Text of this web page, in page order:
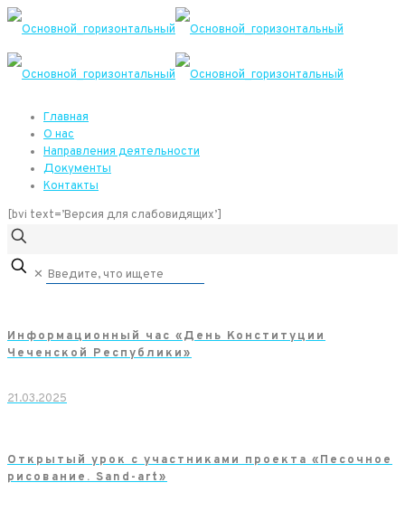
Главная
О нас
Направления деятельности
Документы
Контакты
[bvi text=’Версия для слабовидящих’]
✕
Информационный час «День Конституции
Чеченской Республики»
21.03.2025
Открытый урок с участниками проекта «Песочное
рисование. Sand-art»